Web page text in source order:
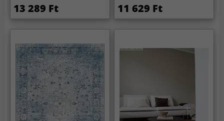
13 289 Ft 11 629 Ft